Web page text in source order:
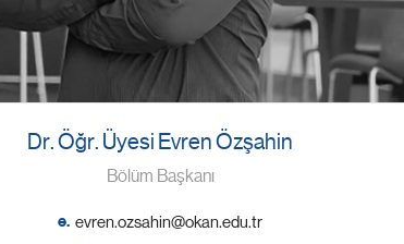
Dr. Öğr. Üyesi Evren Özşahin
Bölüm Başkanı
e.